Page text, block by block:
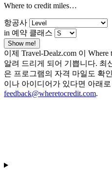
Where to credit miles…
항공사
in 예약 클래스
Show me!
이제 Travel-Dealz.com 이
알려 드리게 되어 기쁩니다. 최
은 프로그램의 자격 마일도 확
이나 아이디어가 있다면 아래
feedback@wheretocredit.com.